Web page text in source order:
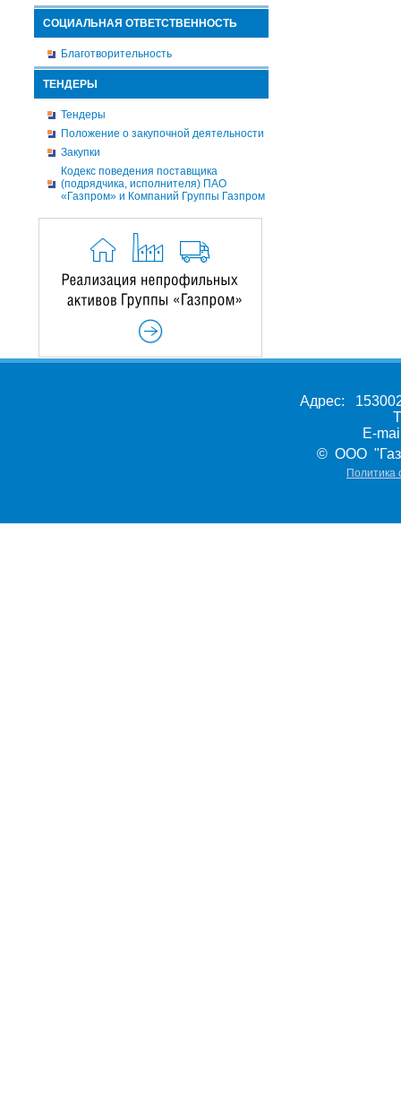
СОЦИАЛЬНАЯ ОТВЕТСТВЕННОСТЬ
Благотворительность
ТЕНДЕРЫ
Тендеры
Положение о закупочной деятельности
Закупки
Кодекс поведения поставщика
(подрядчика, исполнителя) ПАО
«Газпром» и Компаний Группы Газпром
Адрес:
E-
© ООО
Политика